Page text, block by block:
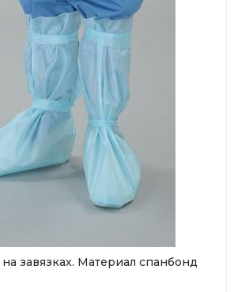
завязках. Материал спанбонд